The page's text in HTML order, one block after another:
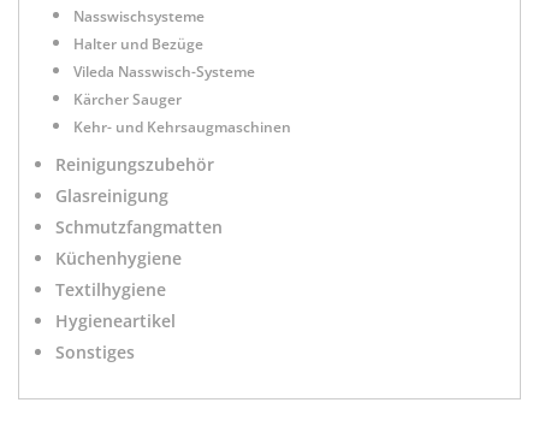
Nasswischsysteme
Halter und Bezüge
Vileda Nasswisch-Systeme
Kärcher Sauger
Kehr- und Kehrsaugmaschinen
Reinigungszubehör
Glasreinigung
Schmutzfangmatten
Küchenhygiene
Textilhygiene
Hygieneartikel
Sonstiges